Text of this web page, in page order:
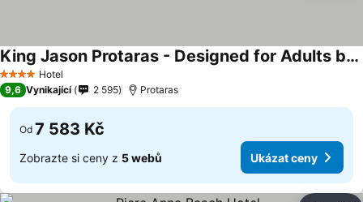
4 Počet hvězdiček
Hotel
King Jason Protaras - Designed for Adults by Louis Hotels
9,6 Vynikající 2 595 Protaras
Od 7 583 Kč
Zobrazte si ceny z 5 webů Ukázat ceny